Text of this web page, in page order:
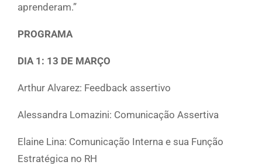
aprenderam.”
PROGRAMA
DIA 1: 13 DE MARÇO
Arthur Alvarez: Feedback assertivo
Alessandra Lomazini: Comunicação Assertiva
Elaine Lina: Comunicação Interna e sua Função
Estratégica no RH